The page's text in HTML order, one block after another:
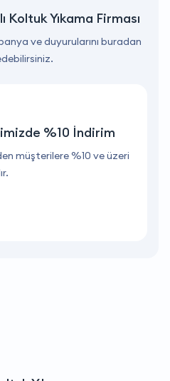
Koltuk Yıkama Firması
ve duyurularını buradan
%10 İndirim
müşterilere %10 ve üzeri